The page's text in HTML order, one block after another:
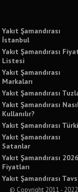
Yakıt Şamandırası
İstanbul
Yakıt Şamandırası
Listesi
Yakıt Şamandırası
Markaları
Yakıt Şamandırası
Yakıt Şamandırası
Kullanılır?
Yakıt Şamandırası
Yakıt Şamandırası
Satanlar
Yakıt Şamandırası 2026
Fiyatları
Yakıt Şamandırası
© Copyright 2011 -